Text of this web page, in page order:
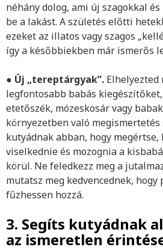
néhány dolog, ami új szagokkal
be a lakást. A születés előtti
ezeket az illatos vagy szagos
így a későbbiekben már ismerős
● Új „tereptárgyak”. Elhelyezted
legfontosabb babás
etetőszék, mózeskosár vagy
környezetben való megismertetés
kutyádnak abban, hogy megértse,
viselkednie és mozognia a
körül. Ne feledkezz meg a
mutatsz meg kedvencednek,
fűzhessen hozzá.
3. Segíts kutyádnak
az ismeretlen